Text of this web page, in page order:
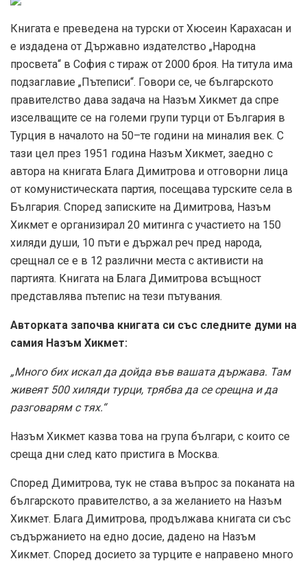
Книгата е преведена на турски от Хюсеин Карахасан и
е издадена от Държавно издателство „Народна
просвета“ в София с тираж от 2000 броя. На титула има
подзаглавие „Пътеписи“. Говори се, че българското
правителство дава задача на Назъм Хикмет да спре
изселващите се на големи групи турци от България в
Турция в началото на 50–те години на миналия век. С
тази цел през 1951 година Назъм Хикмет, заедно с
автора на книгата Блага Димитрова и отговорни лица
от комунистическата партия, посещава турските села в
България. Според записките на Димитрова, Назъм
Хикмет е организирал 20 митинга с участието на 150
хиляди души, 10 пъти е държал реч пред народа,
срещнал се е в 12 различни места с активисти на
партията. Книгата на Блага Димитрова всъщност
представлява пътепис на тези пътувания.
Авторката започва книгата си със следните думи на
самия Назъм Хикмет:
„Много бих искал да дойда във вашата държава. Там
живеят 500 хиляди турци, трябва да се срещна и да
разговарям с тях.“
Назъм Хикмет казва това на група българи, с които се
среща дни след като пристига в Москва.
Според Димитрова, тук не става въпрос за поканата на
българското правителство, а за желанието на Назъм
Хикмет. Блага Димитрова, продължава книгата си със
съдържанието на едно досие, дадено на Назъм
Хикмет. Според досието за турците е направено много